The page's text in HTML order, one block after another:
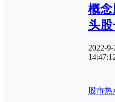
概
头
2022-9-
股市热